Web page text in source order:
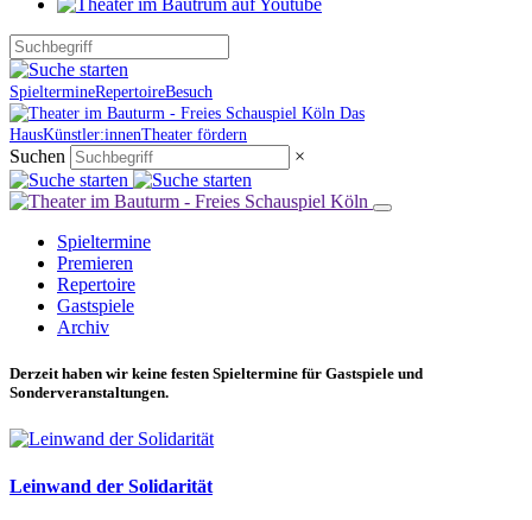
SpieltermineRepertoireBesuch
Das
HausKünstler:innenTheater fördern
Suchen ×
Spieltermine
Premieren
Repertoire
Gastspiele
Archiv
Derzeit haben wir keine festen Spieltermine für Gastspiele und
Sonderveranstaltungen.
Leinwand der Solidarität